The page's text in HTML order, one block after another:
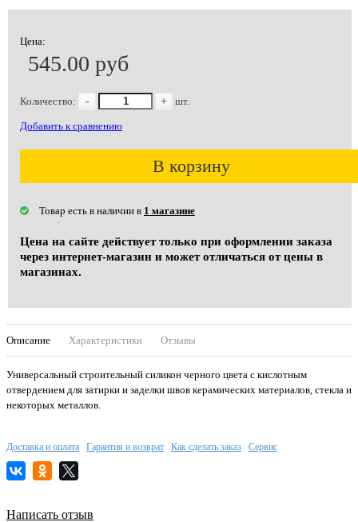
Цена:
545.00 руб
Количество: - + шт.
Добавить к сравнению
В корзину
Товар есть в наличии в 1 магазине
Цена на сайте действует только при оформлении заказа
через интернет-магазин и может отличаться от цены в
магазинах.
Описание Характеристики Отзывы
Универсальный строительный силикон черного цвета с кислотным
отвердением для затирки и заделки швов керамических материалов, стекла и
некоторых металлов.
Доставка и оплата Гарантия и возврат Как сделать заказ Сервис
Написать отзыв